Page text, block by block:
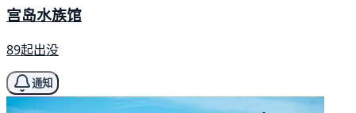
宫岛水族馆
89起出没
通知